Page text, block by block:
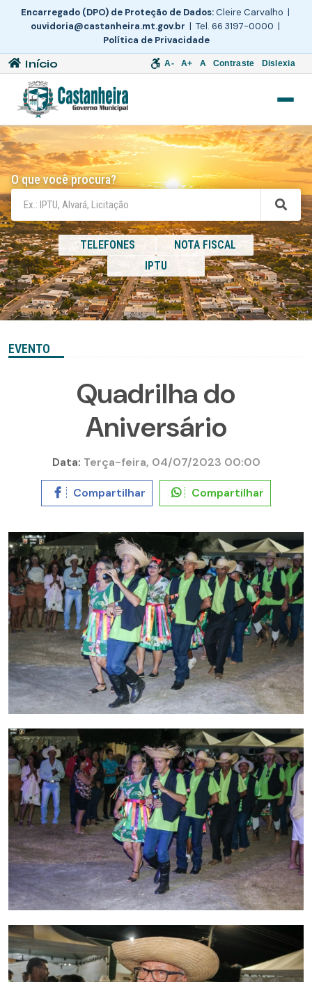
Encarregado (DPO) de Proteção de Dados:Cleire Carvalho |
ouvidoria@castanheira.mt.gov.br | Tel. 66 3197-0000 |
Política de Privacidade
Início A- A+ A Contraste Dislexia
O que você procura?
TELEFONES
NOTA FISCAL
IPTU
EVENTO
Quadrilha do
Aniversário
Data: Terça-feira, 04/07/2023 00:00
Compartilhar Compartilhar